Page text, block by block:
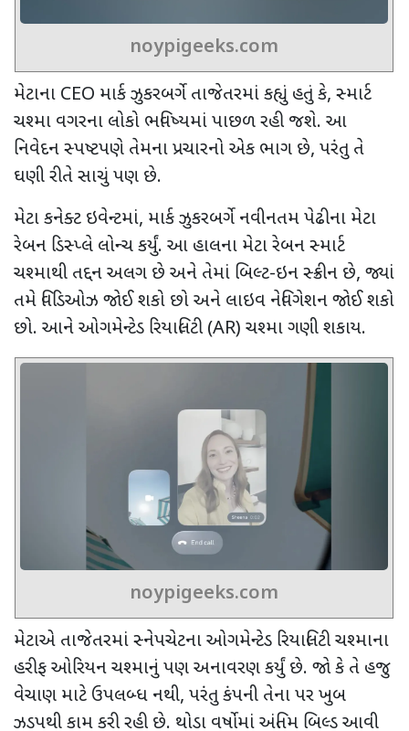
noypigeeks.com
મેટાના CEO માર્ક ઝુકરબર્ગે તાજેતરમાં કહ્યું હતું કે, સ્માર્ટ
ચશ્મા વગરના લોકો ભવિષ્યમાં પાછળ રહી જશે. આ
નિવેદન સ્પષ્ટપણે તેમના પ્રચારનો એક ભાગ છે, પરંતુ તે
ઘણી રીતે સાચું પણ છે.
મેટા કનેક્ટ ઇવેન્ટમાં, માર્ક ઝુકરબર્ગે નવીનતમ પેઢીના મેટા
રેબન ડિસ્પ્લે લોન્ચ કર્યું. આ હાલના મેટા રેબન સ્માર્ટ
ચશ્માથી તદ્દન અલગ છે અને તેમાં બિલ્ટ-ઇન સ્ક્રીન છે, જ્યાં
તમે વિડિઓઝ જોઈ શકો છો અને લાઇવ નેવિગેશન જોઈ શકો
છો. આને ઓગમેન્ટેડ રિયાલિટી (AR) ચશ્મા ગણી શકાય.
noypigeeks.com
મેટાએ તાજેતરમાં સ્નેપચેટના ઓગમેન્ટેડ રિયાલિટી ચશ્માના
હરીફ ઓરિયન ચશ્માનું પણ અનાવરણ કર્યું છે. જો કે તે હજુ
વેચાણ માટે ઉપલબ્ધ નથી, પરંતુ કંપની તેના પર ખુબ
ઝડપથી કામ કરી રહી છે. થોડા વર્ષોમાં અંતિમ બિલ્ડ આવી